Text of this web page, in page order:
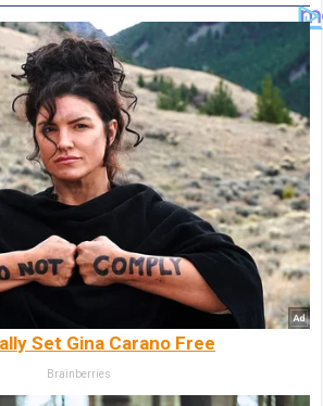
Set Gina Carano Free
Brainberries